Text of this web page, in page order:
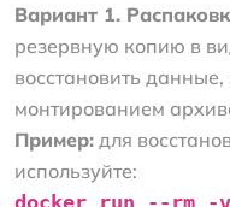
Вариант 1.
резервную копию в
восстановить
монтированием
Пример: для
используйте:
docker run --rm -